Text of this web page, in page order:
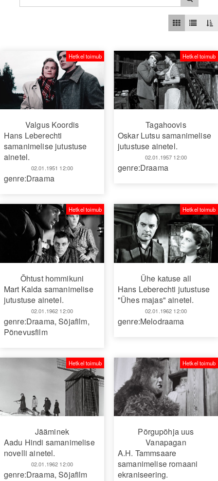
Valgus Koordis
Hans Leberechti
samanimelise jutustuse
ainetel.
02.01.1951 12:00
Hetkel toimub
genre:Draama
Tagahoovis
Oskar Lutsu samanimelise
jutustuse ainetel.
02.01.1957 12:00
Hetkel toimub
genre:Draama
Õhtust hommikuni
Mart Kalda samanimelise
jutustuse ainetel.
02.01.1962 12:00
Hetkel toimub
genre:Draama,Sõjafilm,
Põnevusfilm
Ühe katuse all
Hans Leberechti jutustuse
"Ühes majas" ainetel.
02.01.1962 12:00
Hetkel toimub
genre:Melodraama
Jääminek
Aadu Hindi samanimelise
novelli ainetel.
02.01.1962 12:00
Hetkel toimub
genre:Draama,Sõjafilm
Põrgupõhja uus
Vanapagan
A.H. Tammsaare
samanimelise romaani
ekraniseering.
Hetkel toimub